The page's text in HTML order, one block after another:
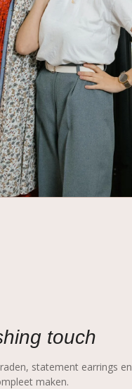
touch
statement earrings en
maken.